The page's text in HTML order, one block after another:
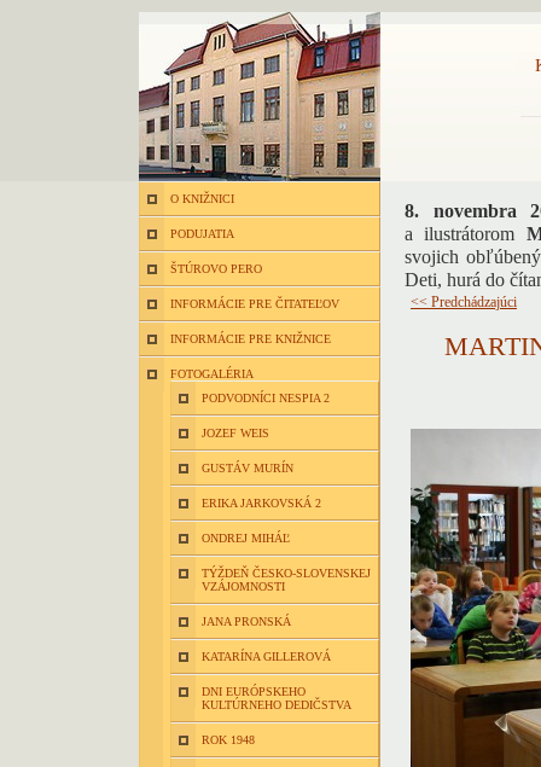
O KNIŽNICI
PODUJATIA
ŠTÚROVO PERO
INFORMÁCIE PRE ČITATEĽOV
INFORMÁCIE PRE KNIŽNICE
FOTOGALÉRIA
PODVODNÍCI NESPIA 2
JOZEF WEIS
GUSTÁV MURÍN
ERIKA JARKOVSKÁ 2
ONDREJ MIHÁĽ
TÝŽDEŇ ČESKO-SLOVENSKEJ
VZÁJOMNOSTI
JANA PRONSKÁ
KATARÍNA GILLEROVÁ
DNI EURÓPSKEHO
KULTÚRNEHO DEDIČSTVA
ROK 1948
8. novembra
a ilustrátorom
svojich
Deti, hurá do
<< Predchádzajúci